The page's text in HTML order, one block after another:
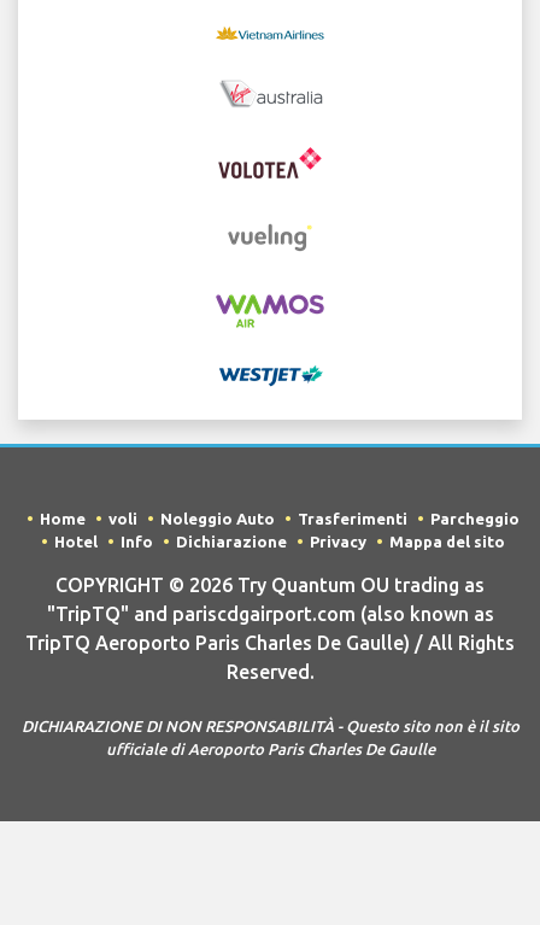
Home voli Noleggio Auto Trasferimenti
Parcheggio
Hotel
Info Dichiarazione Privacy Mappa del sito
COPYRIGHT © 2026 Try Quantum OU trading as
"TripTQ" and pariscdgairport.com (also known as
TripTQ Aeroporto Paris Charles De Gaulle) / All Rights
Reserved.
DICHIARAZIONE DI NON RESPONSABILITÀ - Questo sito non è il sito
ufficiale di Aeroporto Paris Charles De Gaulle